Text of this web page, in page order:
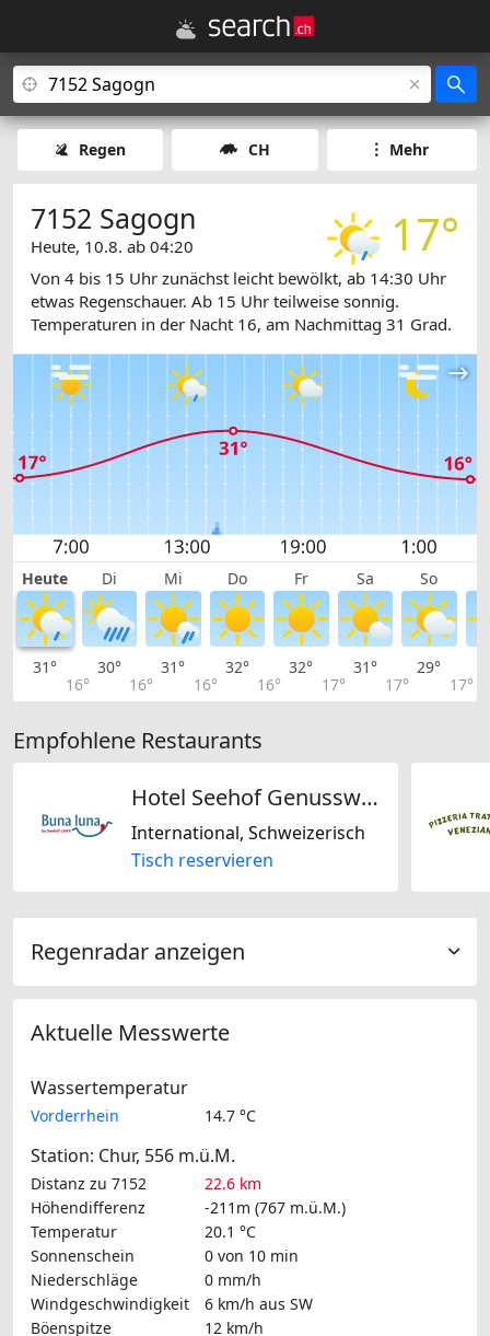
Regen CH Mehr
17°
7152 Sagogn
Heute, 10.8. ab 04:20
Von 4 bis 15 Uhr zunächst leicht bewölkt, ab 14:30 Uhr
etwas Regenschauer. Ab 15 Uhr teilweise sonnig.
Temperaturen in der Nacht 16, am Nachmittag 31 Grad.
Heute Di Mi Do Fr Sa So
31°
16°
30°
16°
31°
16°
32°
16°
32°
17°
31°
17°
29°
17°
Empfohlene Restaurants
Hotel Seehof Genusswelt - Buna Luna
International, Schweizerisch
Tisch reservieren
Regenradar anzeigen
Aktuelle Messwerte
Wassertemperatur
Vorderrhein 14.7 °C
Station: Chur, 556 m.ü.M.
Distanz zu 7152
22.6 km
Höhendifferenz
-211m (767 m.ü.M.)
Temperatur
20.1 °C
Sonnenschein
0 von 10 min
Niederschläge
0 mm/h
Windgeschwindigkeit
6 km/h aus SW
Böenspitze
12 km/h